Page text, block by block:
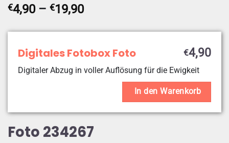
Foto 234267
€4,90 – €19,90Preisspanne:
bis
Digitales Fotobox Foto €4,90
Digitaler Abzug in voller Auflösung für die Ewigkeit
In den Warenkorb